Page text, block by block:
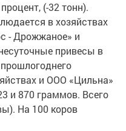
(-32 тонн).
в хозяйствах
- Дрожжаное» и
привесы в
и ООО «Цильна»
и 870 граммов. Всего
На 100 коров